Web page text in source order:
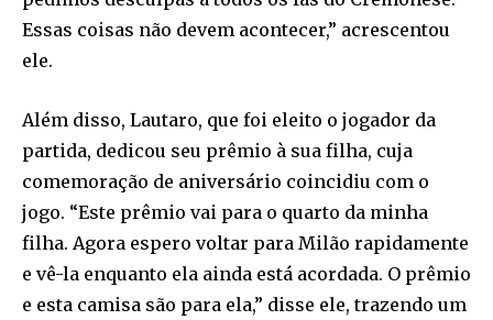
Essas coisas não devem acontecer,” acrescentou
ele.
Além disso, Lautaro, que foi eleito o jogador da
partida, dedicou seu prêmio à sua filha, cuja
comemoração de aniversário coincidiu com o
jogo. “Este prêmio vai para o quarto da minha
filha. Agora espero voltar para Milão rapidamente
e vê-la enquanto ela ainda está acordada. O prêmio
e esta camisa são para ela,” disse ele, trazendo um